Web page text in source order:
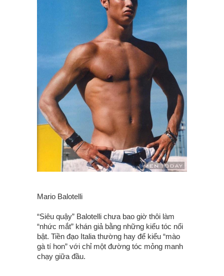
Mario Balotelli
“Siêu quậy” Balotelli chưa bao giờ thôi làm
“nhức mắt” khán giả bằng những kiểu tóc nổi
bật. Tiền đạo Italia thường hay để kiểu “mào
gà tí hon” với chỉ một đường tóc mỏng manh
chạy giữa đầu.